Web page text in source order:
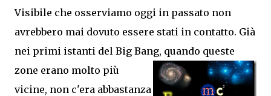
Visibile che osserviamo oggi in passato non
avrebbero mai dovuto essere stati in contatto. Già
nei primi istanti del Big Bang, quando queste
zone erano molto più
vicine, non c'era abbastanza